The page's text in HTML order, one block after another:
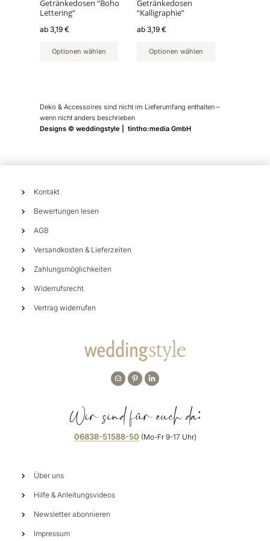
Getränkedosen “Boho
Lettering”
ab 3,19 €
Optionen wählen
können
auf
der
gewählt
Getränkedosen
“Kalligraphie”
ab3,19€
Optionen wählen
können
auf
der
gewählt
Deko & Accessoires sind nicht im Lieferumfang enthalten –
wenn nicht anders beschrieben
Designs © weddingstyle | tintho:media GmbH
Kontakt
Bewertungen lesen
AGB
Versandkosten & Lieferzeiten
Zahlungsmöglichkeiten
Widerrufsrecht
Vertrag widerrufen
Wir sind für euch da:
06838-51588-50 (Mo-Fr 9-17 Uhr)
Über uns
Hilfe & Anleitungsvideos
Newsletter abonnieren
Impressum